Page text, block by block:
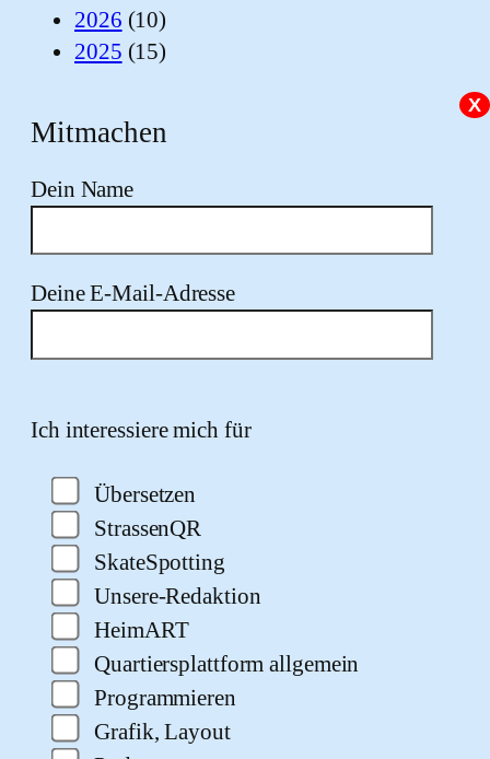
2026 (10)
2025 (15)
X
Mitmachen
Dein Name
Deine E-Mail-Adresse
Ich interessiere mich für
Übersetzen
StrassenQR
SkateSpotting
Unsere-Redaktion
HeimART
Quartiersplattform allgemein
Programmieren
Grafik, Layout